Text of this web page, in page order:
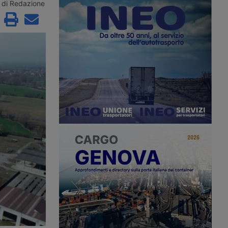
britannico. Nascerà
piattaforma
con la chiusura
Cremona, per un polo logistico da
61mila metri quadrati, con i lavori in
avvio nel quarto trimestre del 2026.
di Redazione